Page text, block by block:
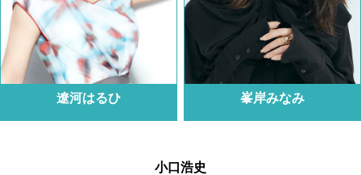
遼河はるひ 峯岸みなみ
小口浩史